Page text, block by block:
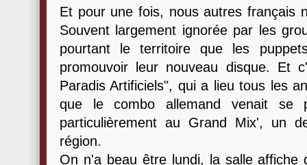
Et pour une fois, nous autres français
Souvent largement ignorée par les
pourtant le territoire que les
promouvoir leur nouveau disque. Et
Paradis Artificiels", qui a lieu tous les
que le combo allemand venait se
particulièrement au Grand Mix', un
région.
On n'a beau être lundi, la salle affiche